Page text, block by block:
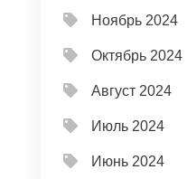
Ноябрь 2024
Октябрь 2024
Август 2024
Июль 2024
Июнь 2024